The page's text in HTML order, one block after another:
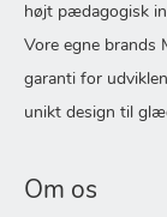
højt pædagogisk
Vore egne brands
garanti for
unikt design til
Om os